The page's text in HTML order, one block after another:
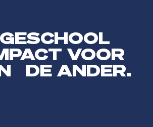
VOOR
DE ANDER.